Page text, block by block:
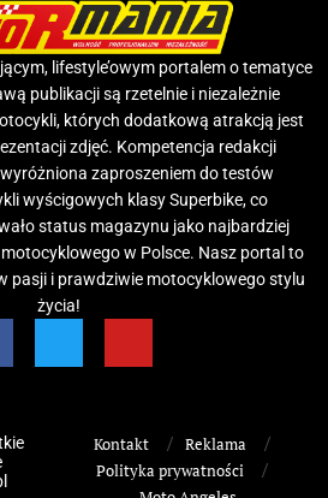
lifestyle’owym portalem o tematyce
publikacji są rzetelnie i niezależnie
których dodatkową atrakcją jest
zdjęć. Kompetencja redakcji
zaproszeniem do testów
wyścigowych klasy Superbike, co
status magazynu jako najbardziej
w Polsce. Nasz portal to
pasji i prawdziwie motocyklowego stylu
życia!
Kontakt
Reklama
Polityka prywatności